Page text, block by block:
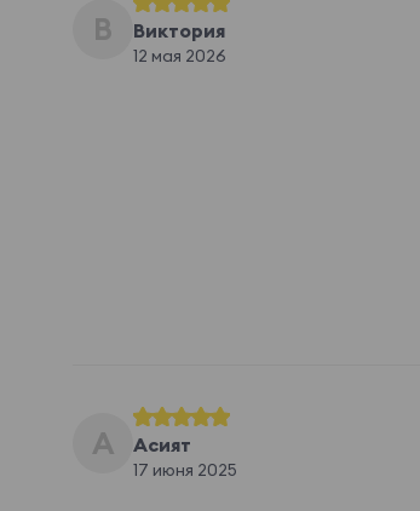
В Виктория
12 мая 2026
А Асият
17 июня 2025